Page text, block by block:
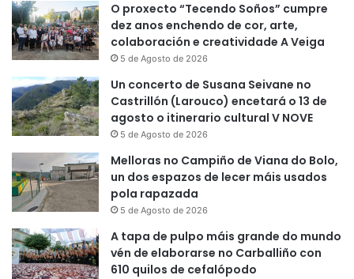
O proxecto “Tecendo Soños” cumpre
dez anos enchendo de cor, arte,
colaboración e creatividade A Veiga
5 de Agosto de 2026
Un concerto de Susana Seivane no
Castrillón (Larouco) encetará o 13 de
agosto o itinerario cultural V NOVE
5 de Agosto de 2026
Melloras no Campiño de Viana do Bolo,
un dos espazos de lecer máis usados
pola rapazada
5 de Agosto de 2026
A tapa de pulpo máis grande do mundo
vén de elaborarse no Carballiño con
610 quilos de cefalópodo